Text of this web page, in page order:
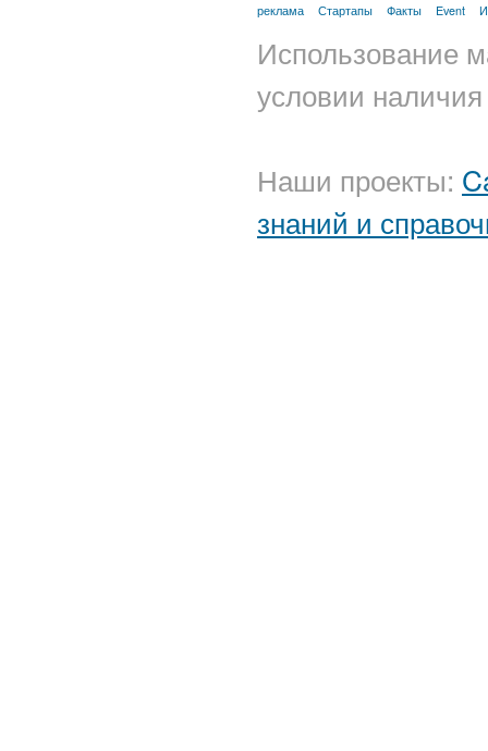
реклама
Стартапы Факты Event
Использование
условии
Наши проекты:
знаний и